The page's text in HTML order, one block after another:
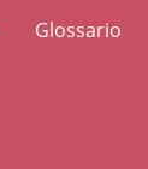
Glossario